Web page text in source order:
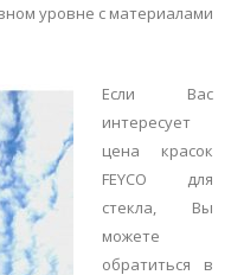
уровне с материалами
Если Вас
интересует
цена красок
FEYCO для
стекла, Вы
можете
обратиться в